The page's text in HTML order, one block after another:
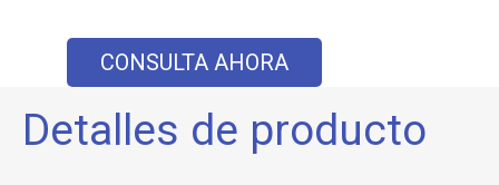
CONSULTA AHORA
Detalles de producto